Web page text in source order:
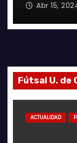
Abr 15,
Fútsal U. de
ACTUALIDAD